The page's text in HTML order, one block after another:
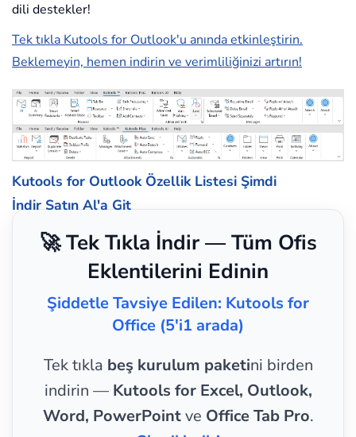
dili destekler!
Tek tıkla Kutools for Outlook'u anında etkinleştirin.
Beklemeyin, hemen indirin ve verimliliğinizi artırın!
Kutools for Outlook Özellik Listesi Şimdi
İndir Satın Al'a Git
🚀 Tek Tıkla İndir — Tüm Ofis
Eklentilerini Edinin
Şiddetle Tavsiye Edilen: Kutools for
Office (5'i1 arada)
Tek tıkla beş kurulum paketini birden
indirin — Kutools for Excel, Outlook,
Word, PowerPointve Office Tab Pro.